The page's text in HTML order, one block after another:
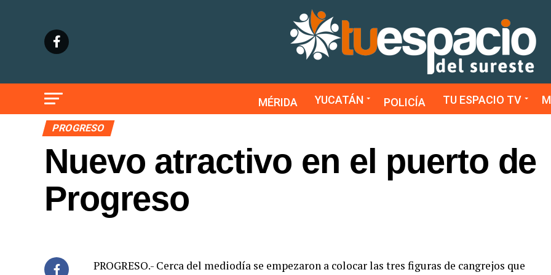
MÉRIDA YUCATÁN POLICÍA TU ESPACIO TV
PROGRESO
Nuevo atractivo en el puerto de
Progreso
PROGRESO.- Cerca del mediodía se empezaron a colocar las tres figuras de cangrejos que